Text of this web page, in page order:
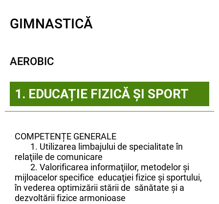
GIMNASTICĂ
AEROBIC
1. EDUCAȚIE FIZICĂ ȘI SPORT
COMPETENȚE GENERALE
1. Utilizarea limbajului de specialitate în
relaţiile de comunicare
2. Valorificarea informaţiilor, metodelor şi
mijloacelor specifice educaţiei fizice şi sportului,
în vederea optimizării stării de sănătate şi a
dezvoltării fizice armonioase